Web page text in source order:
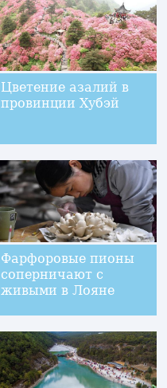
Цветение азалий в
провинции Хубэй
Фарфоровые пионы
соперничают с
живыми в Лояне